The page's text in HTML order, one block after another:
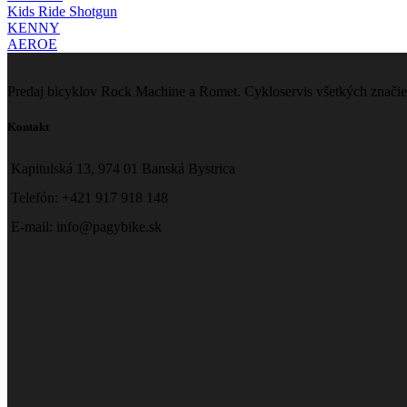
Kids Ride Shotgun
KENNY
AEROE
Predaj bicyklov Rock Machine a Romet. Cykloservis všetkých
Kontakt
Kapitulská 13, 974 01 Banská Bystrica
Telefón: +421 917 918 148
E-mail: info@pagybike.sk